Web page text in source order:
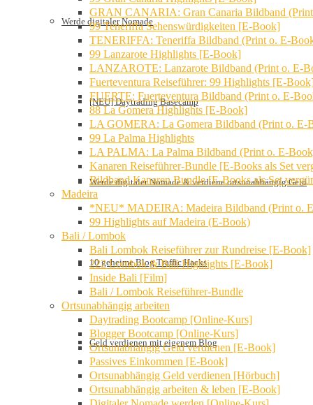
Werde digitaler Nomade
[NEU] Daytrading Basecamp
Werde digitaler Nomade & verdiene ortsunabhängig Geld
10 geheime Blog Traffic Hacks
Geld verdienen mit eigenem Blog
GRAN CANARIA: Gran Canaria Bildband
99 Teneriffa Sehenswürdigkeiten [E-Book]
TENERIFFA: Teneriffa Bildband (Print o. E-
99 Lanzarote Highlights [E-Book]
LANZAROTE: Lanzarote Bildband (Print o. E-
Fuerteventura Reiseführer: 99 Highlights [E-
FUERTE: Fuerteventura Bildband (Print o. E-
88 La Gomera Highlights [E-Book]
LA GOMERA: La Gomera Bildband (Print o. E-
99 La Palma Highlights
LA PALMA: La Palma Bildband (Print o. E-
Kanaren Reiseführer-Bundle [E-Books als Set
Bildband Kanaren Bundle [E-Books als Set
Madeira
*NEU* MADEIRA: Madeira Bildband (Print o.
99 Highlights auf Madeira (E-Book)
Bali / Lombok
Bali Lombok Reiseführer zur Rundreise [E-Book]
222 Lombok & Bali Highlights [E-Book]
Inside Bali [Film]
Bali / Lombok Reiseführer-Bundle
Ortsunabhängig arbeiten
Daytrading Bootcamp [Online-Kurs]
Blogger Bootcamp [Online-Kurs]
Ortsunabhängig Geld verdienen [E-Book]
Passives Einkommen [E-Book]
Ortsunabhängig Geld verdienen [Hörbuch]
Ortsunabhängig arbeiten & leben [E-Book]